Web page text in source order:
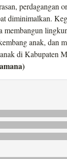
perdagangan
diminimalkan.
membangun
anak, dan
di Kabupaten